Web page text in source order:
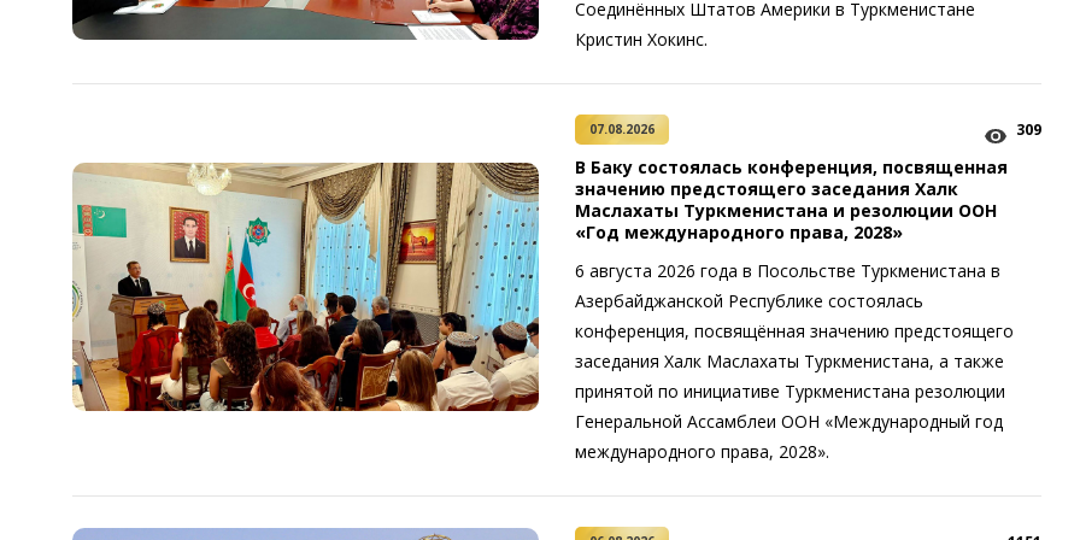
Соединённых Штатов Америки в Туркменистане
Кристин Хокинс.
07.08.2026 309
В Баку состоялась конференция, посвященная
значению предстоящего заседания Халк
Маслахаты Туркменистана и резолюции ООН
«Год международного права, 2028»
6 августа 2026 года в Посольстве Туркменистана в
Азербайджанской Республике состоялась
конференция, посвящённая значению предстоящего
заседания Халк Маслахаты Туркменистана, а также
принятой по инициативе Туркменистана резолюции
Генеральной Ассамблеи ООН «Международный год
международного права, 2028».